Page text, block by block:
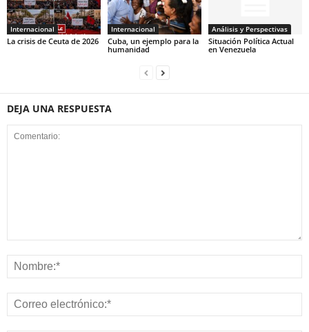
Internacional
La crisis de Ceuta de 2026
Internacional
Cuba, un ejemplo para la
humanidad
Análisis y Perspectivas
Situación Política Actual
en Venezuela
DEJA UNA RESPUESTA